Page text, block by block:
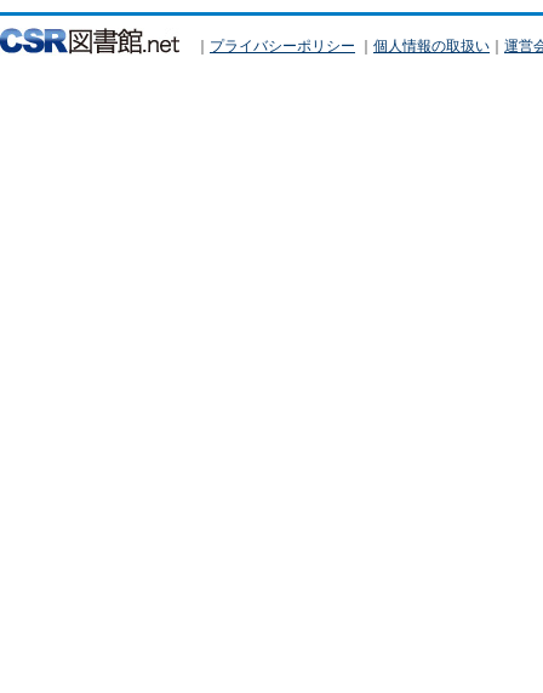
｜ プライバシーポリシー ｜ 個人情報の取扱い ｜ 運営